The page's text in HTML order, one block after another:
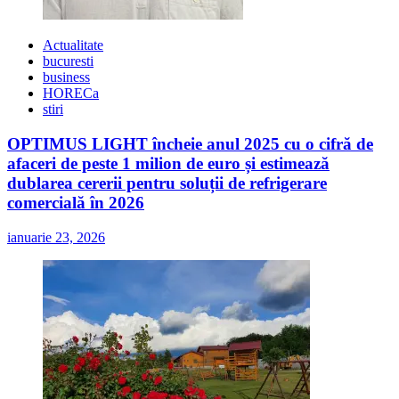
Actualitate
bucuresti
business
HORECa
stiri
OPTIMUS LIGHT încheie anul 2025 cu o cifră de
afaceri de peste 1 milion de euro și estimează
dublarea cererii pentru soluții de refrigerare
comercială în 2026
ianuarie 23, 2026